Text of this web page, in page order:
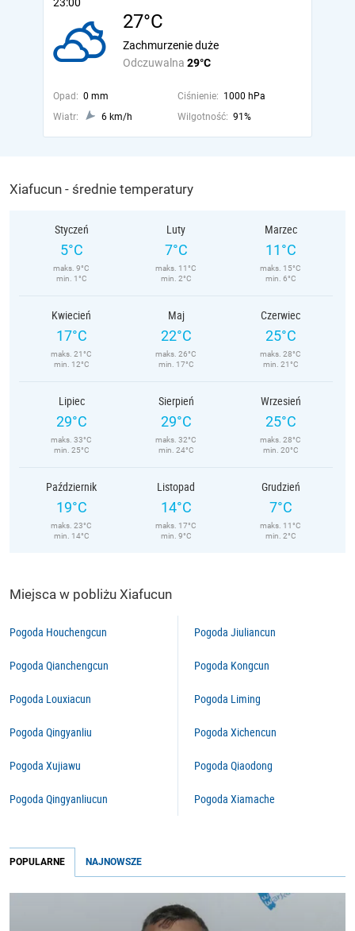
27°C
Odczuwalna 29°C
Zachmurzenie duże
Opad: 0 mm Ciśnienie: 1000 hPa
Wiatr:
6 km/h Wilgotność: 91%
Xiafucun - średnie temperatury
Styczeń
5°C
maks. 9°C
min. 1°C
Luty
7°C
maks. 11°C
min. 2°C
Marzec
11°C
maks. 15°C
min. 6°C
Kwiecień
17°C
maks. 21°C
min. 12°C
Maj
22°C
maks. 26°C
min. 17°C
Czerwiec
25°C
maks. 28°C
min. 21°C
Lipiec
29°C
maks. 33°C
min. 25°C
Sierpień
29°C
maks. 32°C
min. 24°C
Wrzesień
25°C
maks. 28°C
min. 20°C
Październik
19°C
maks. 23°C
min. 14°C
Listopad
14°C
maks. 17°C
min. 9°C
Grudzień
7°C
maks. 11°C
min. 2°C
Miejsca w pobliżu Xiafucun
Pogoda Houchengcun
Pogoda Qianchengcun
Pogoda Louxiacun
Pogoda Qingyanliu
Pogoda Xujiawu
Pogoda Qingyanliucun
Pogoda Jiuliancun
Pogoda Kongcun
Pogoda Liming
Pogoda Xichencun
Pogoda Qiaodong
Pogoda Xiamache
POPULARNE NAJNOWSZE